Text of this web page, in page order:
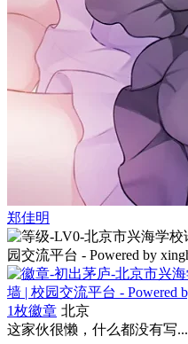
郑佳明
1枚徽章 北京
这家伙很懒，什么都没有写...